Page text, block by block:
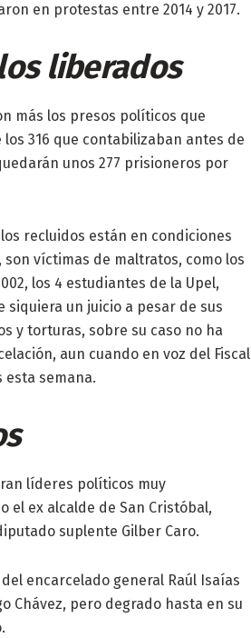
en protestas entre 2014 y 2017.
liberados
más los presos políticos que
316 que contabilizaban antes de
unos 277 prisioneros por
recluidos están en condiciones
víctimas de maltratos, como los
los 4 estudiantes de la Upel,
siquiera un juicio a pesar de sus
y torturas, sobre su caso no ha
aun cuando en voz del Fiscal
esta semana.
líderes políticos muy
el ex alcalde de San Cristóbal,
suplente Gilber Caro.
encarcelado general Raúl Isaías
Chávez, pero degrado hasta en su